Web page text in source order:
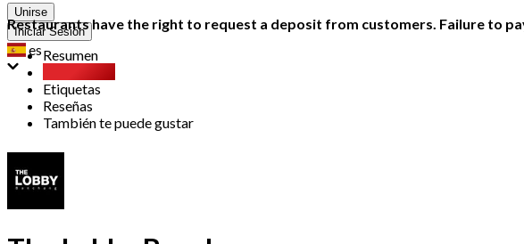
Unirse
Iniciar Sesión
es
Restaurants have the right to request a deposit from customers. Failure to
Resumen
Etiquetas
Reseñas
También te puede gustar